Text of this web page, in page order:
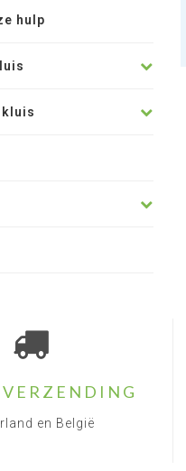
hulp
kluis
en België